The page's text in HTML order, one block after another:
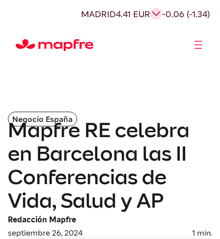
MADRID4.41 EUR -0.06 (-1.34)
Negocio España
Mapfre RE celebra
en Barcelona las II
Conferencias de
Vida, Salud y AP
Redacción Mapfre
septiembre 26, 2024
1 min.